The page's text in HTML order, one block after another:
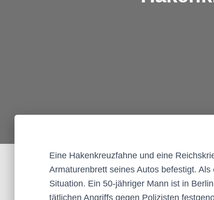
Eine Hakenkreuzfahne und eine
Armaturenbrett seines Autos befestigt.
Situation. Ein 50-jähriger Mann ist in
tätlichen Angriffs gegen Polizisten